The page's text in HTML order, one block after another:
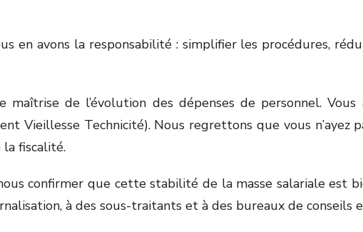
en avons la responsabilité : simplifier les procédures,
maîtrise de l’évolution des dépenses de personnel.
Vieillesse Technicité). Nous regrettons que vous
fiscalité.
confirmer que cette stabilité de la masse salariale est
à des sous-traitants et à des bureaux de conseils